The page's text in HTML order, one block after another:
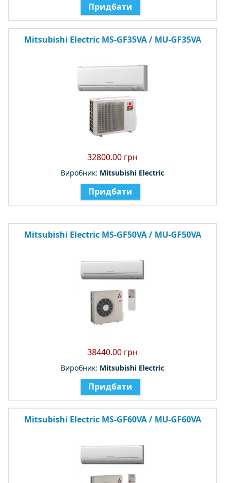
Придбати
Mitsubishi Electric MS-GF35VA / MU-GF35VA
32800.00 грн
Виробник: Mitsubishi Electric
Придбати
Mitsubishi Electric MS-GF50VA / MU-GF50VA
38440.00 грн
Виробник: Mitsubishi Electric
Придбати
Mitsubishi Electric MS-GF60VA / MU-GF60VA